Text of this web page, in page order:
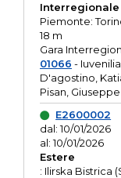
Interregionale
Piemonte:
18 m
Gara
01066 - Iuvenilia
D'agostino,
Pisan, Giuseppe
E2600002
dal: 10/01/2026
al: 10/01/2026
Estere
: Ilirska Bistrica